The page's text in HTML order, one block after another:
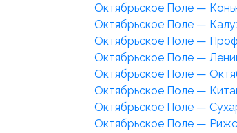
Октябрьское Поле —
Октябрьское Поле —
Октябрьское Поле —
Октябрьское Поле —
Октябрьское Поле —
Октябрьское Поле —
Октябрьское Поле —
Октябрьское Поле —